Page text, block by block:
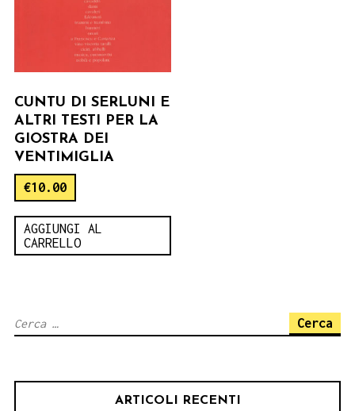
CUNTU DI SERLUNI E
ALTRI TESTI PER LA
GIOSTRA DEI
VENTIMIGLIA
€10.00
AGGIUNGI AL
CARRELLO
Ricerca
ARTICOLI RECENTI